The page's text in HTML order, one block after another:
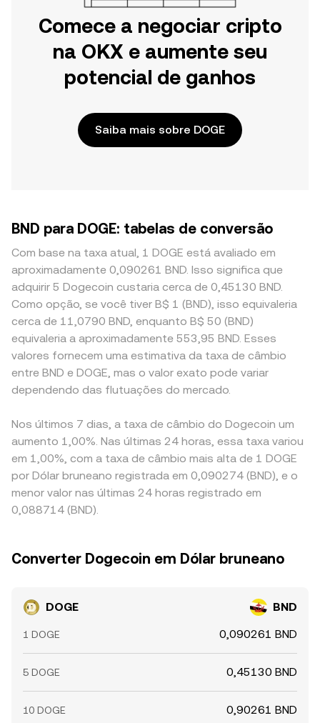
Comece a negociar cripto
na OKX e aumente seu
potencial de ganhos
Saiba mais sobre DOGE
BND para DOGE: tabelas de conversão
Com base na taxa atual, 1 DOGE está avaliado em
aproximadamente 0,090261 BND. Isso significa que
adquirir 5 Dogecoin custaria cerca de 0,45130 BND.
Como opção, se você tiver B$ 1 (BND), isso equivaleria
cerca de 11,0790 BND, enquanto B$ 50 (BND)
equivaleria a aproximadamente 553,95 BND. Esses
valores fornecem uma estimativa da taxa de câmbio
entre BND e DOGE, mas o valor exato pode variar
dependendo das flutuações do mercado.
Nos últimos 7 dias, a taxa de câmbio do Dogecoin um
aumento 1,00%. Nas últimas 24 horas, essa taxa variou
em 1,00%, com a taxa de câmbio mais alta de 1 DOGE
por Dólar bruneano registrada em 0,090274 (BND), e o
menor valor nas últimas 24 horas registrado em
0,088714 (BND).
Converter Dogecoin em Dólar bruneano
DOGE BND
1 DOGE 0,090261 BND
5 DOGE 0,45130 BND
10 DOGE 0,90261 BND